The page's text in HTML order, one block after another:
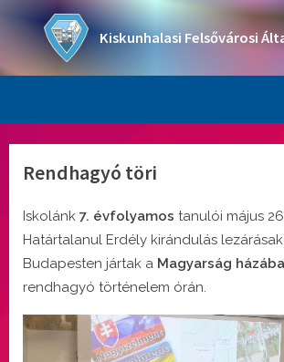
content
Kiskunhalasi Felsővárosi
Rendhagyó töri
Iskolánk 7. évfolyamos tanulói május
Határtalanul Erdély kirándulás
Budapesten jártak a Magyarság
rendhagyó történelem órán.